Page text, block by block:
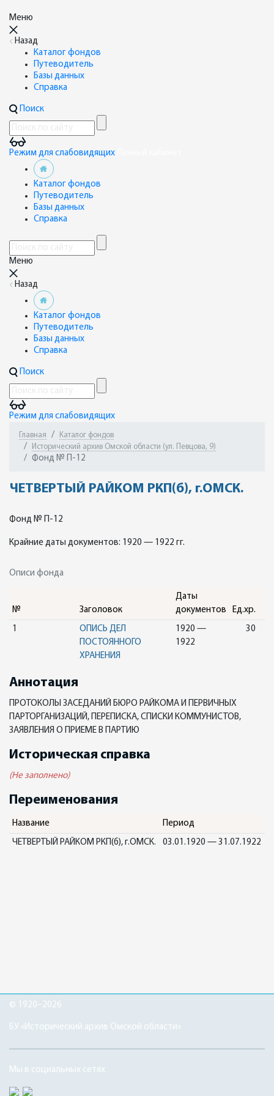
Меню
Назад
Каталог фондов
Путеводитель
Базы данных
Справка
Поиск
Режим для слабовидящих
Каталог фондов
Путеводитель
Базы данных
Справка
Меню
Назад
Каталог фондов
Путеводитель
Базы данных
Справка
Поиск
Режим для слабовидящих
Главная
Каталог фондов
Исторический архив Омской области (ул. Певцова, 9)
Фонд № П-12
ЧЕТВЕРТЫЙ РАЙКОМ РКП(б), г.ОМСК.
Фонд № П-12
Крайние даты документов: 1920 — 1922 гг.
Описи фонда
№ Заголовок
Даты
документов
Ед.хр.
1
ОПИСЬ ДЕЛ
ПОСТОЯННОГО
ХРАНЕНИЯ
1920 —
1922
30
Аннотация
ПРОТОКОЛЫ ЗАСЕДАНИЙ БЮРО РАЙКОМА И ПЕРВИЧНЫХ
ПАРТОРГАНИЗАЦИЙ, ПЕРЕПИСКА, СПИСКИ КОММУНИСТОВ,
ЗАЯВЛЕНИЯ О ПРИЕМЕ В ПАРТИЮ
Историческая справка
(Не заполнено)
Переименования
Название Период
ЧЕТВЕРТЫЙ РАЙКОМ РКП(б), г.ОМСК. 03.01.1920 — 31.07.1922
© 1920–2026
БУ «Исторический архив Омской области»
Мы в социальных сетях